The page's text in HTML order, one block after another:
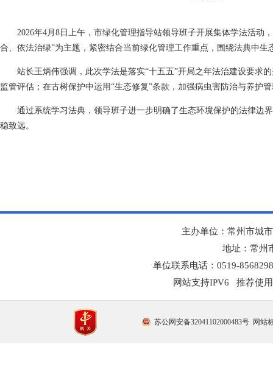
2026年4月8日上午，市绿化管理指导站领导班子开展集体学法活
合、依法治绿”为主题，紧密结合当前绿化管理工作重点，围绕法典中
站长王炳伟强调，此次学法是落实“十五五”开局之年法治建设要求
监管评估；在古树保护中运用“生态修复”条款，加强病虫害防治与养护
通过系统学习法典，领导班子进一步明确了生态环境保护的法律边
稳致远。
主办单位：常州市城
地址：常州
单位联系电话：0519-
网站支持IPV6 推荐使
苏公网安备32041102000483号 网站